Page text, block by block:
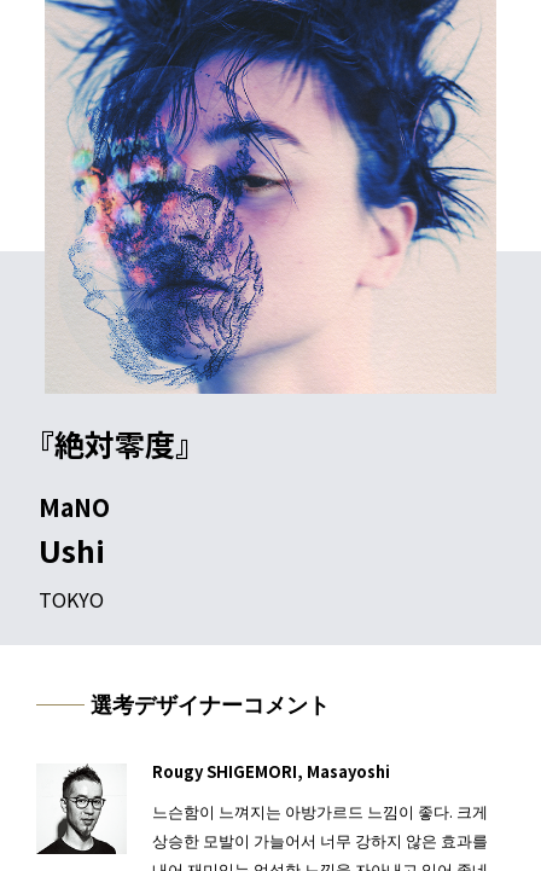
『絶対零度』
MaNO
Ushi
TOKYO
選考デザイナーコメント
Rougy SHIGEMORI, Masayoshi
느슨함이 느껴지는 아방가르드 느낌이 좋다. 크게
상승한 모발이 가늘어서 너무 강하지 않은 효과를